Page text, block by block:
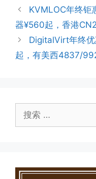
KVMLOC年终钜
器¥560起，香港
DigitalVirt年终
起，有美西4837/
索：